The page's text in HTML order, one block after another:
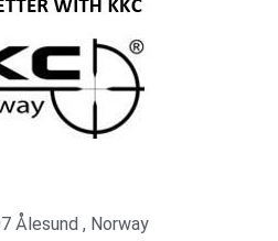
Ålesund , Norway